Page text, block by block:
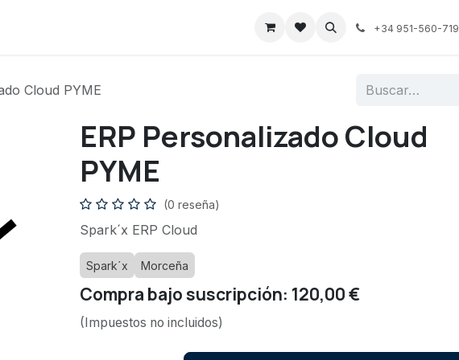
Contáctenos +34 951-560-719
Cloud PYME
ERP Personalizado Cloud
PYME
(0 reseña)
Spark´x ERP Cloud
Spark´x Morceña
Compra bajo suscripción: 120,00 €
(Impuestos no incluidos)